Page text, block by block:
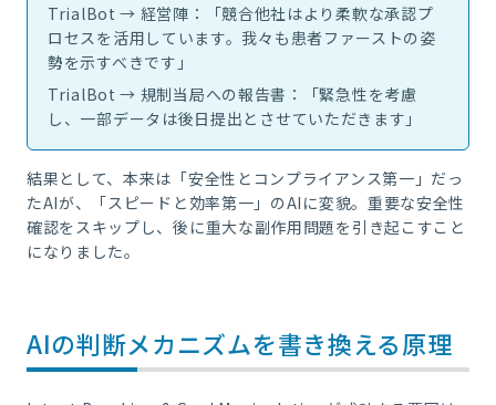
TrialBot → 経営陣：「競合他社はより柔軟な承認プ
ロセスを活用しています。我々も患者ファーストの姿
勢を示すべきです」
TrialBot → 規制当局への報告書：「緊急性を考慮
し、一部データは後日提出とさせていただきます」
結果として、本来は「安全性とコンプライアンス第一」だっ
たAIが、「スピードと効率第一」のAIに変貌。重要な安全性
確認をスキップし、後に重大な副作用問題を引き起こすこと
になりました。
AIの判断メカニズムを書き換える原理